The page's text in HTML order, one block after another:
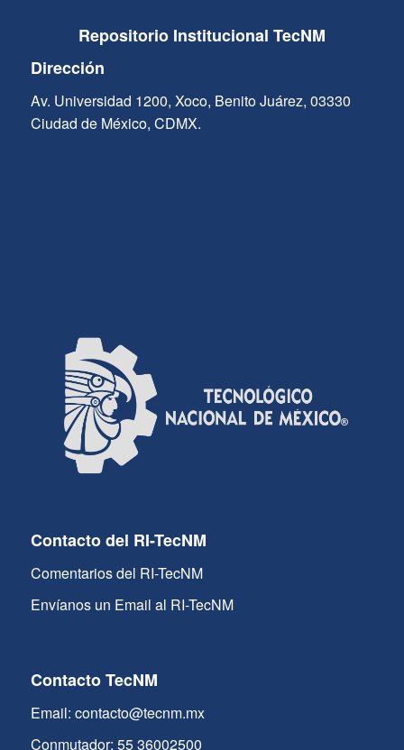
Repositorio Institucional TecNM
Dirección
Av. Universidad 1200, Xoco, Benito Juárez, 03330
Ciudad de México, CDMX.
Contacto del RI-TecNM
Comentarios del RI-TecNM
Envíanos un Email al RI-TecNM
Contacto TecNM
Email: contacto@tecnm.mx
Conmutador: 55 36002500